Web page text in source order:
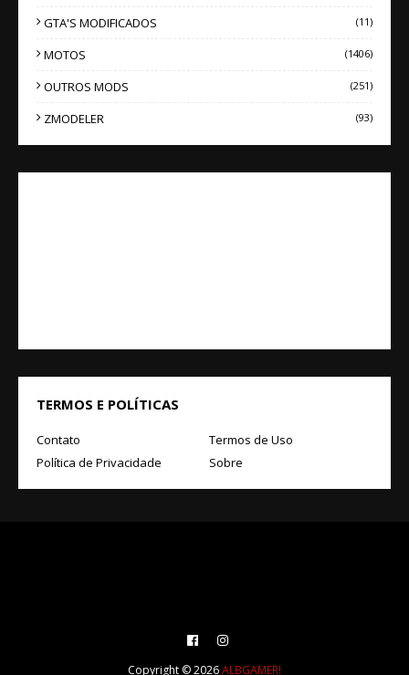
GTA'S MODIFICADOS (11)
MOTOS (1406)
OUTROS MODS (251)
ZMODELER (93)
TERMOS E POLÍTICAS
Contato
Termos de Uso
Política de Privacidade
Sobre
Copyright ©2026ALBGAMER!